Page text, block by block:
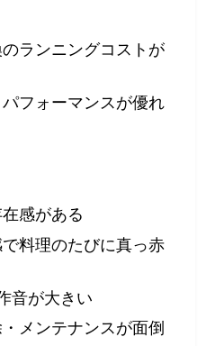
ランニングコストが
フォーマンスが優れ
感がある
料理のたびに真っ赤
音が大きい
メンテナンスが面倒